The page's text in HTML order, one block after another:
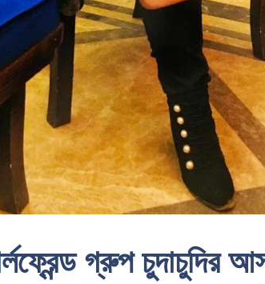
গ্রুপ চুদাচুদির